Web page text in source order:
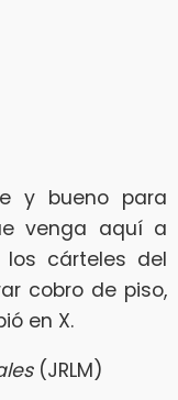
y bueno para
venga aquí a
cárteles del
cobro de piso,
en X.
(JRLM)